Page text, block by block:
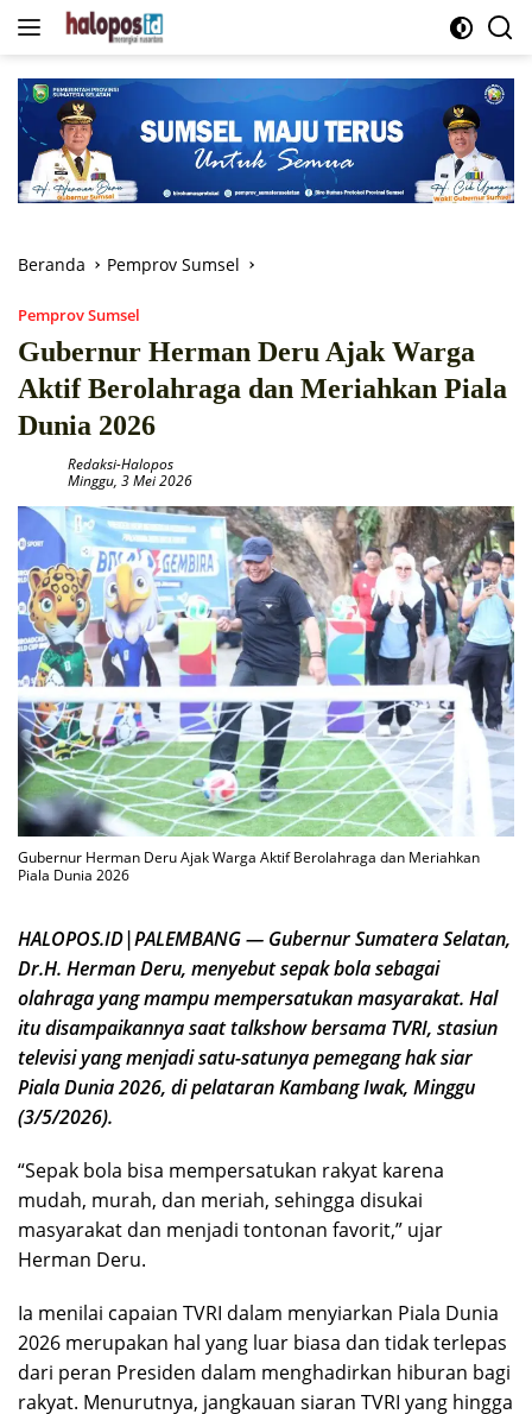
Langsung
Beranda Pemprov Sumsel
Pemprov Sumsel
Gubernur Herman Deru Ajak Warga
Aktif Berolahraga dan Meriahkan Piala
Dunia 2026
Redaksi-Halopos
Minggu, 3 Mei 2026
Gubernur Herman Deru Ajak Warga Aktif Berolahraga dan Meriahkan
Piala Dunia 2026
HALOPOS.ID|PALEMBANG — Gubernur Sumatera Selatan,
Dr.H. Herman Deru, menyebut sepak bola sebagai
olahraga yang mampu mempersatukan masyarakat. Hal
itu disampaikannya saat talkshow bersama TVRI, stasiun
televisi yang menjadi satu-satunya pemegang hak siar
Piala Dunia 2026, di pelataran Kambang Iwak, Minggu
(3/5/2026).
“Sepak bola bisa mempersatukan rakyat karena
mudah, murah, dan meriah, sehingga disukai
masyarakat dan menjadi tontonan favorit,” ujar
Herman Deru.
Ia menilai capaian TVRI dalam menyiarkan Piala Dunia
2026 merupakan hal yang luar biasa dan tidak terlepas
dari peran Presiden dalam menghadirkan hiburan bagi
rakyat. Menurutnya, jangkauan siaran TVRI yang hingga